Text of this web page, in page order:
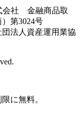
会社 金融商品取
第3024号
法人資産運用業協
に無料。